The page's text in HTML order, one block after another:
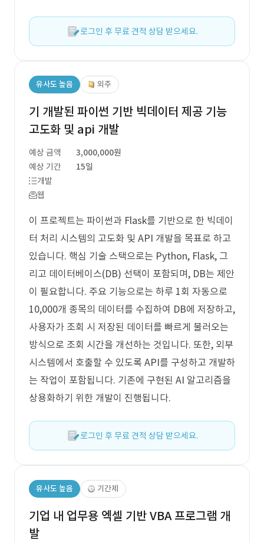
로그인 후 무료 견적 상담 받으세요.
유사도 높음 외주
기 개발된 파이썬 기반 빅데이터 제공 기능
고도화 및 api 개발
예상 금액
3,000,000원
예상 기간
15일
개발
웹
이 프로젝트는 파이썬과 Flask를 기반으로 한 빅데이
터 처리 시스템의 고도화 및 API 개발을 목표로 하고
있습니다. 핵심 기술 스택으로는 Python, Flask, 그
리고 데이터베이스(DB) 선택이 포함되며, DB는 제안
이 필요합니다. 주요 기능으로는 하루 1회 자동으로
10,000개 종목의 데이터를 수집하여 DB에 저장하고,
사용자가 조회 시 저장된 데이터를 빠르게 불러오는
방식으로 조회 시간을 개선하는 것입니다. 또한, 외부
시스템에서 호출할 수 있도록 API를 구성하고 개발하
는 작업이 포함됩니다. 기존에 구현된 AI 알고리즘을
상용화하기 위한 개발이 진행됩니다.
로그인 후 무료 견적 상담 받으세요.
유사도 높음 기간제
기업 내 업무용 엑셀 기반 VBA 프로그램 개
발